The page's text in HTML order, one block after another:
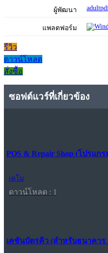
ผู้พัฒนา
แพลตฟอร์ม
รีวิว
ดาวน์โหลด
สั่งซื้อ
ซอฟต์แวร์ที่เกี่ยวข้อง
POS & Repair Shop (โปรแ
เดโม
ดาวน์โหลด : 1
เคชันบัตรคิว (สำหรับธนาคา